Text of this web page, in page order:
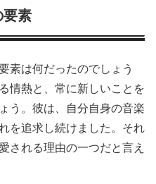
要素
素は何だったのでしょう
情熱と、常に新しいことを
う。彼は、自分自身の音楽
を追求し続けました。それ
される理由の一つだと言え